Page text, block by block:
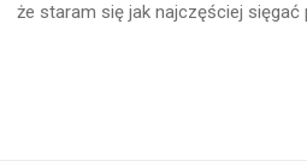
że staram się jak najczęściej sięgać
przygotował, czytanie może pójść